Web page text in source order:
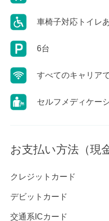
車椅子対応トイレ
6台
すべてのキャリア
セルフメディケー
お支払い方法（現
クレジットカード
デビットカード
交通系ICカード